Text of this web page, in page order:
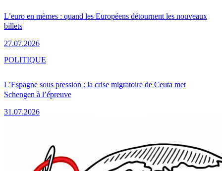
L’euro en mèmes : quand les Européens détournent les nouveaux
billets
27.07.2026
L’Espagne sous pression : la crise migratoire de Ceuta met
Schengen à l’épreuve
31.07.2026
POLITIQUE